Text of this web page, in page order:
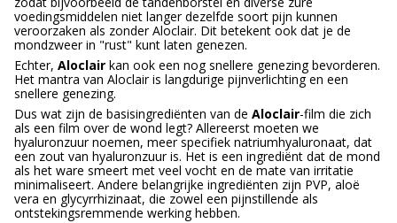
voedingsmiddelen niet langer dezelfde soort pijn kunnen
veroorzaken als zonder Aloclair. Dit betekent ook dat je de
mondzweer in "rust" kunt laten genezen.
Echter, Aloclair kan ook een nog snellere genezing bevorderen.
Het mantra van Aloclair is langdurige pijnverlichting en een
snellere genezing.
Dus wat zijn de basisingrediënten van de Aloclair-film die zich
als een film over de wond legt? Allereerst moeten we
hyaluronzuur noemen, meer specifiek natriumhyaluronaat, dat
een zout van hyaluronzuur is. Het is een ingrediënt dat de mond
als het ware smeert met veel vocht en de mate van irritatie
minimaliseert. Andere belangrijke ingrediënten zijn PVP, aloë
vera en glycyrrhizinaat, die zowel een pijnstillende als
ontstekingsremmende werking hebben.